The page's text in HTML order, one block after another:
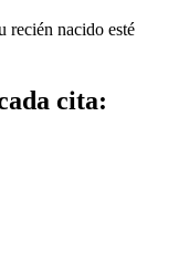
recién nacido esté
cita: